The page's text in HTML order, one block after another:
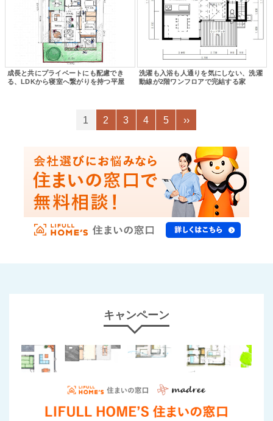
成長と共にプライベートにも配慮でき
る、LDKから寝室へ繋がりを持つ平屋
洗濯も入浴も人通りを気にしない、洗濯
動線が2階ワンフロアで完結する家
1 2 3 4 5 ››
キャンペーン